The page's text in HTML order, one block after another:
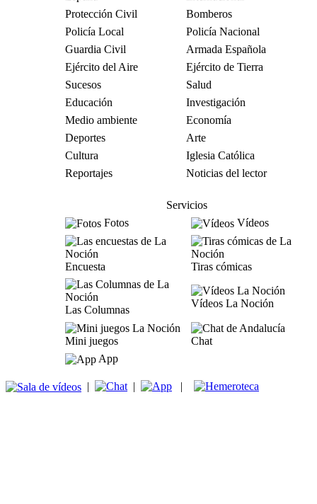
Protección Civil
Bomberos
Policía Local
Policía Nacional
Guardia Civil
Armada Española
Ejército del Aire
Ejército de Tierra
Sucesos
Salud
Educación
Investigación
Medio ambiente
Economía
Deportes
Arte
Cultura
Iglesia Católica
Reportajes
Noticias del lector
Servicios
Fotos
Vídeos
Encuesta Tiras cómicas
Las Columnas
Vídeos La Noción
Mini juegos
Chat
App
| | |